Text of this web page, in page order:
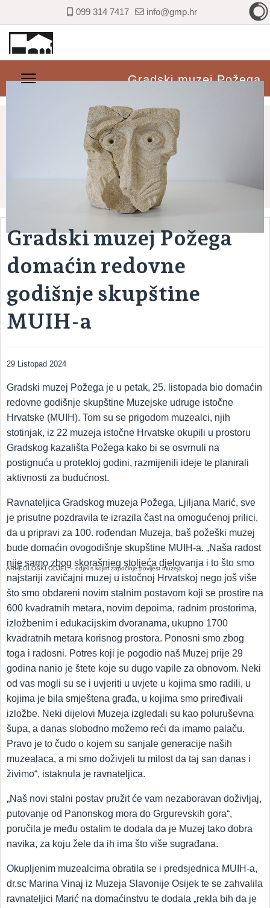
099 314 7417 info@gmp.hr
Gradski muzej Požega
ARHEOLOŠKI ODJEL – odjel s kojim započinje povijest muzeja
Gradski muzej Požega
domaćin redovne
godišnje skupštine
MUIH-a
29 Listopad 2024
Gradski muzej Požega je u petak, 25. listopada bio domaćin
redovne godišnje skupštine Muzejske udruge istočne
Hrvatske (MUIH). Tom su se prigodom muzealci, njih
stotinjak, iz 22 muzeja istočne Hrvatske okupili u prostoru
Gradskog kazališta Požega kako bi se osvrnuli na
postignuća u protekloj godini, razmijenili ideje te planirali
aktivnosti za budućnost.
Ravnateljica Gradskog muzeja Požega, Ljiljana Marić, sve
je prisutne pozdravila te izrazila čast na omogućenoj prilici,
da u pripravi za 100. rođendan Muzeja, baš požeški muzej
bude domaćin ovogodišnje skupštine MUIH-a. „Naša radost
nije samo zbog skorašnjeg stoljeća djelovanja i to što smo
najstariji zavičajni muzej u istočnoj Hrvatskoj nego još više
što smo obdareni novim stalnim postavom koji se prostire na
600 kvadratnih metara, novim depoima, radnim prostorima,
izložbenim i edukacijskim dvoranama, ukupno 1700
kvadratnih metara korisnog prostora. Ponosni smo zbog
toga i radosni. Potres koji je pogodio naš Muzej prije 29
godina nanio je štete koje su dugo vapile za obnovom. Neki
od vas mogli su se i uvjeriti u uvjete u kojima smo radili, u
kojima je bila smještena građa, u kojima smo priređivali
izložbe. Neki dijelovi Muzeja izgledali su kao poluruševna
šupa, a danas slobodno možemo reći da imamo palaču.
Pravo je to čudo o kojem su sanjale generacije naših
muzealaca, a mi smo doživjeli tu milost da taj san danas i
živimo“, istaknula je ravnateljica.
„Naš novi stalni postav pružit će vam nezaboravan doživljaj,
putovanje od Panonskog mora do Grgurevskih gora“,
poručila je među ostalim te dodala da je Muzej tako dobra
navika, za koju žele da ih ima što više sugrađana.
Okupljenim muzealcima obratila se i predsjednica MUIH-a,
dr.sc Marina Vinaj iz Muzeja Slavonije Osijek te se zahvalila
ravnateljici Marić na domaćinstvu te dodala „rekla bih da je